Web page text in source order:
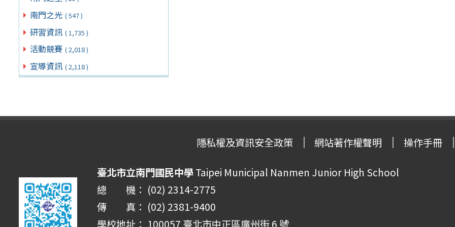
南門之光 ( 547 )
研習資訊 ( 1,735 )
活動競賽 ( 2,018 )
宣導資訊 ( 2,118 )
隱私權及資訊安全政策 網站著作權聲明 操作手冊
臺北市立南門國民中學Taipei Municipal Nanmen Junior High School
總 機： (02) 2314-2775
傳 真： (02) 2381-9400
學校地址： 100057 臺北市中正區廣州街 6 號